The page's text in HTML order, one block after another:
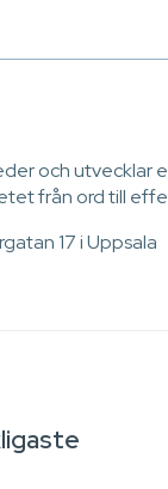
och utvecklar
från ord till
17 i Uppsala